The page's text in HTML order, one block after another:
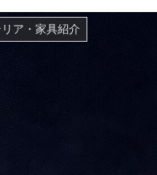
ア・家具紹介